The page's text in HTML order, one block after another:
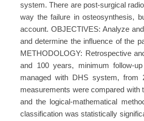
system. There are post-surgical
way the failure in osteosynthesis,
account. OBJECTIVES: Analyze
and determine the influence of the
METHODOLOGY: Retrospective
and 100 years, minimum follow-
managed with DHS system, from
measurements were compared with
and the logical-mathematical
classification was statistically